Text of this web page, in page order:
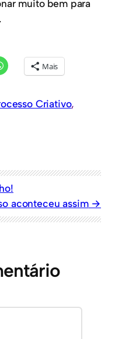
muito bem para
Mais
Criativo
aconteceu assim